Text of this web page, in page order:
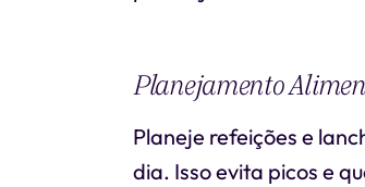
Planejamento
Planeje refeições e
dia. Isso evita picos e